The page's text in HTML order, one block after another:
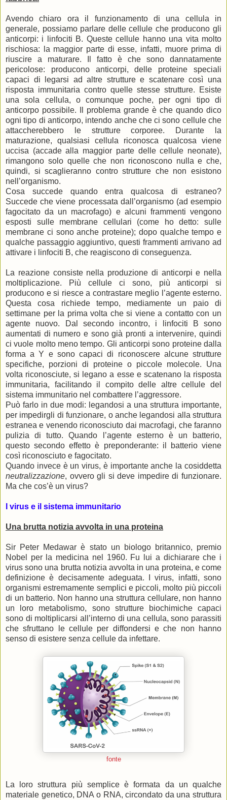
Avendo chiaro ora il funzionamento di una cellula in
generale, possiamo parlare delle cellule che producono gli
anticorpi: i linfociti B. Queste cellule hanno una vita molto
rischiosa: la maggior parte di esse, infatti, muore prima di
riuscire a maturare. Il fatto è che sono dannatamente
pericolose: producono anticorpi, delle proteine speciali
capaci di legarsi ad altre strutture e scatenare così una
risposta immunitaria contro quelle stesse strutture. Esiste
una sola cellula, o comunque poche, per ogni tipo di
anticorpo possibile. Il problema grande è che quando dico
ogni tipo di anticorpo, intendo anche che ci sono cellule che
attaccherebbero le strutture corporee. Durante la
maturazione, qualsiasi cellula riconosca qualcosa viene
uccisa (accade alla maggior parte delle cellule neonate),
rimangono solo quelle che non riconoscono nulla e che,
quindi, si scaglieranno contro strutture che non esistono
nell’organismo.
Cosa succede quando entra qualcosa di estraneo?
Succede che viene processata dall’organismo (ad esempio
fagocitato da un macrofago) e alcuni frammenti vengono
esposti sulle membrane cellulari (come ho detto: sulle
membrane ci sono anche proteine); dopo qualche tempo e
qualche passaggio aggiuntivo, questi frammenti arrivano ad
attivare i linfociti B, che reagiscono di conseguenza.
La reazione consiste nella produzione di anticorpi e nella
moltiplicazione. Più cellule ci sono, più anticorpi si
producono e si riesce a contrastare meglio l’agente esterno.
Questa cosa richiede tempo, mediamente un paio di
settimane per la prima volta che si viene a contatto con un
agente nuovo. Dal secondo incontro, i linfociti B sono
aumentati di numero e sono già pronti a intervenire, quindi
ci vuole molto meno tempo. Gli anticorpi sono proteine dalla
forma a Y e sono capaci di riconoscere alcune strutture
specifiche, porzioni di proteine o piccole molecole. Una
volta riconosciute, si legano a esse e scatenano la risposta
immunitaria, facilitando il compito delle altre cellule del
sistema immunitario nel combattere l’aggressore.
Può farlo in due modi: legandosi a una struttura importante,
per impedirgli di funzionare, o anche legandosi alla struttura
estranea e venendo riconosciuto dai macrofagi, che faranno
pulizia di tutto. Quando l’agente esterno è un batterio,
questo secondo effetto è preponderante: il batterio viene
così riconosciuto e fagocitato.
Quando invece è un virus, è importante anche la cosiddetta
neutralizzazione, ovvero gli si deve impedire di funzionare.
Ma che cos’è un virus?
I virus e il sistema immunitario
Una brutta notizia avvolta in una proteina
Sir Peter Medawar è stato un biologo britannico, premio
Nobel per la medicina nel 1960. Fu lui a dichiarare che i
virus sono una brutta notizia avvolta in una proteina, e come
definizione è decisamente adeguata. I virus, infatti, sono
organismi estremamente semplici e piccoli, molto più piccoli
di un batterio. Non hanno una struttura cellulare, non hanno
un loro metabolismo, sono strutture biochimiche capaci
sono di moltiplicarsi all’interno di una cellula, sono parassiti
che sfruttano le cellule per diffondersi e che non hanno
senso di esistere senza cellule da infettare.
fonte
La loro struttura più semplice è formata da un qualche
materiale genetico, DNA o RNA, circondato da una struttura